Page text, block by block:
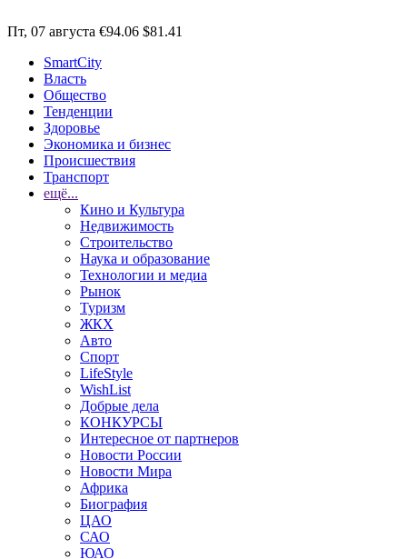
Пт, 07 августа €94.06 $81.41
SmartCity
Власть
Общество
Тенденции
Здоровье
Экономика и бизнес
Происшествия
Транспорт
ещё...
Кино и Культура
Недвижимость
Строительство
Наука и образование
Технологии и медиа
Рынок
Туризм
ЖКХ
Авто
Спорт
LifeStyle
WishList
Добрые дела
КОНКУРСЫ
Интересное от партнеров
Новости России
Новости Мира
Африка
Биография
ЦАО
САО
ЮАО